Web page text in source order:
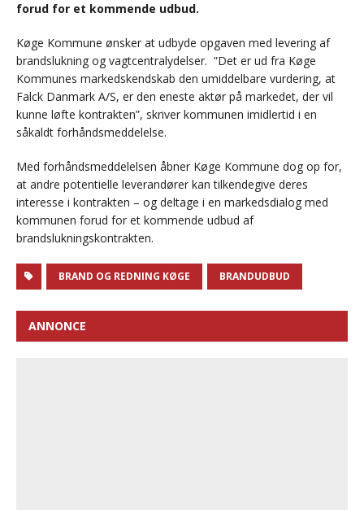
forud for et kommende udbud.
Køge Kommune ønsker at udbyde opgaven med levering af
brandslukning og vagtcentralydelser. ”Det er ud fra Køge
Kommunes markedskendskab den umiddelbare vurdering, at
Falck Danmark A/S, er den eneste aktør på markedet, der vil
kunne løfte kontrakten”, skriver kommunen imidlertid i en
såkaldt forhåndsmeddelelse.
Med forhåndsmeddelelsen åbner Køge Kommune dog op for,
at andre potentielle leverandører kan tilkendegive deres
interesse i kontrakten – og deltage i en markedsdialog med
kommunen forud for et kommende udbud af
brandslukningskontrakten.
BRAND OG REDNING KØGE BRANDUDBUD
ANNONCE